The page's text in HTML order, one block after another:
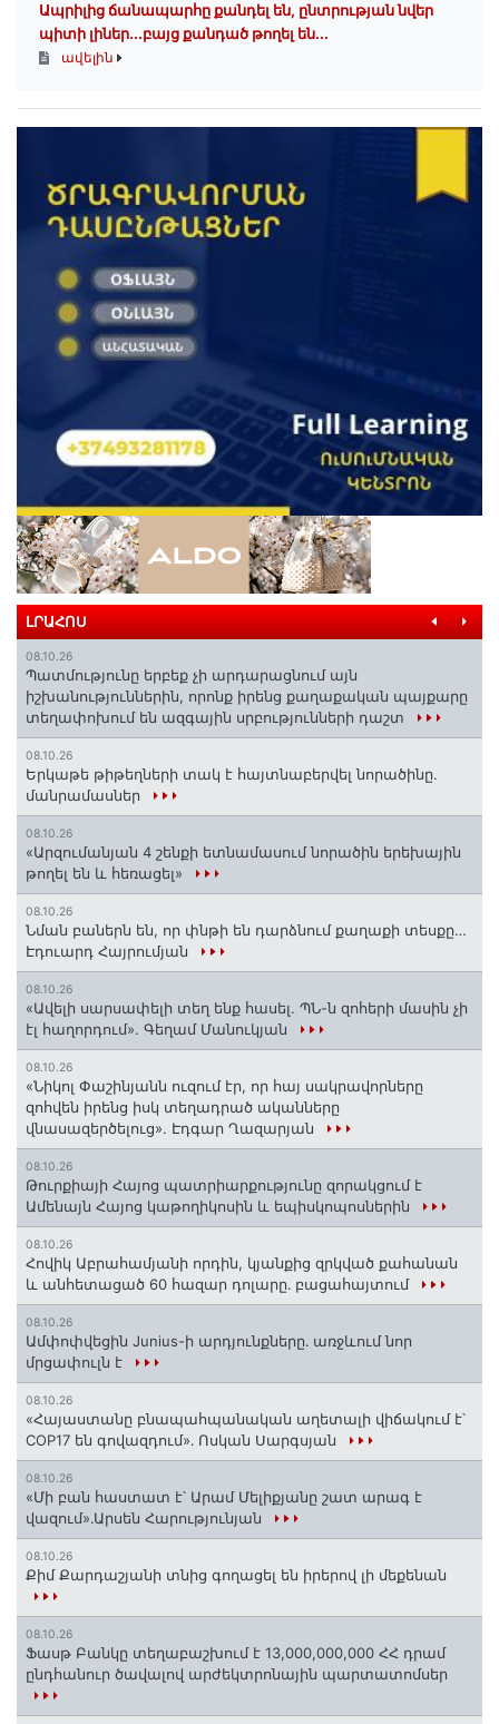
Ապրիլից ճանապարհը քանդել են, ընտրության նվեր
պիտի լիներ․․․բայց քանդած թողել են․․․​​​​​​​
ավելին
ԼՐԱՀՈՍ
08.10.26
Պատմությունը երբեք չի արդարացնում այն
իշխանություններին, որոնք իրենց քաղաքական պայքարը
տեղափոխում են ազգային սրբությունների դաշտ
08.10.26
Երկաթե թիթեղների տակ է հայտնաբերվել նորածինը.
մանրամասներ
08.10.26
«Արզումանյան 4 շենքի ետնամասում նորածին երեխային
թողել են և հեռացել»
08.10.26
Նման բաներն են, որ փնթի են դարձնում քաղաքի տեսքը…
Էդուարդ Հայրումյան
08.10.26
«Ավելի սարսափելի տեղ ենք հասել. ՊՆ-ն զոհերի մասին չի
էլ հաղորդում». Գեղամ Մանուկյան
08.10.26
«Նիկոլ Փաշինյանն ուզում էր, որ հայ սակրավորները
զոհվեն իրենց իսկ տեղադրած ականները
վնասազերծելուց». Էդգար Ղազարյան
08.10.26
Թուրքիայի Հայոց պատրիարքությունը զորակցում է
Ամենայն Հայոց կաթողիկոսին և եպիսկոպոսներին
08.10.26
Հովիկ Աբրահամյանի որդին, կյանքից զրկված քահանան
և անհետացած 60 հազար դոլարը․ բացահայտում
08.10.26
Ամփոփվեցին Junius-ի արդյունքները․ առջևում նոր
մրցափուլն է
08.10.26
«Հայաստանը բնապահպանական աղետալի վիճակում է՝
COP17 են գովազդում»․ Ոսկան Սարգսյան
08.10.26
«Մի բան հաստատ է՝ Արամ Մելիքյանը շատ արագ է
վազում»․Արսեն Հարությունյան
08.10.26
Քիմ Քարդաշյանի տնից գողացել են իրերով լի մեքենան
08.10.26
Ֆասթ Բանկը տեղաբաշխում է 13,000,000,000 ՀՀ դրամ
ընդհանուր ծավալով արժեկտրոնային պարտատոմսեր